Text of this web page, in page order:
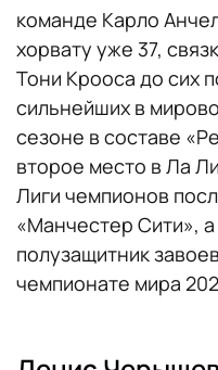
команде Карло
хорвату уже 37,
Тони Крооса до сих
сильнейших в
сезоне в составе
второе место в Ла
Лиги чемпионов
«Манчестер Сити»,
полузащитник
чемпионате мира